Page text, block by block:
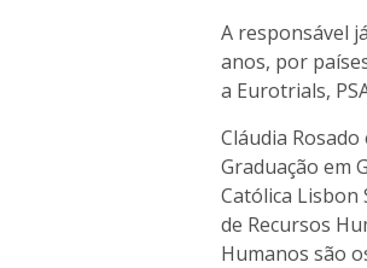
A responsável
anos, por
a Eurotrials,
Cláudia
Graduação em
Católica Lisbon
de Recursos
Humanos são